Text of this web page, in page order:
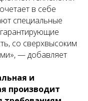
в себе
специальные
со сверхвысоким
— добавляет
и
производит